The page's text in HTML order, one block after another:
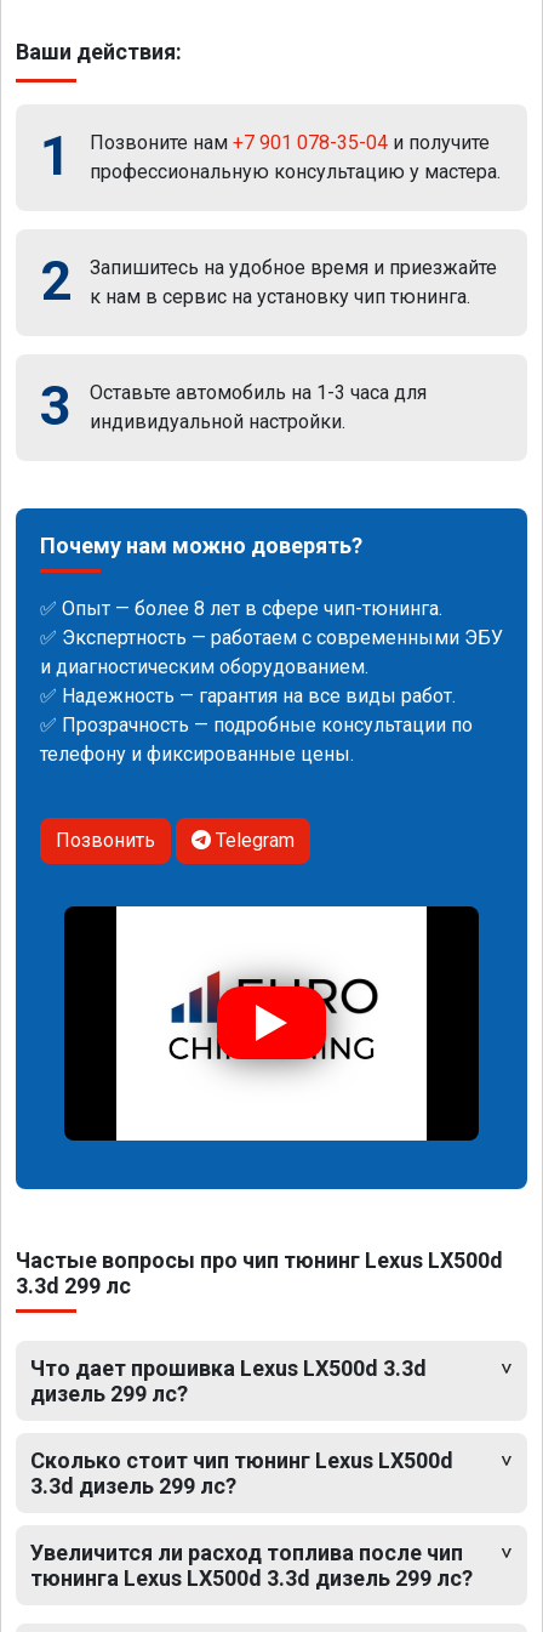
Ваши действия:
1 Позвоните нам +7 901 078-35-04 и получите
профессиональную консультацию у мастера.
2
Запишитесь на удобное время и приезжайте
к нам в сервис на установку чип тюнинга.
3
Оставьте автомобиль на 1-3 часа для
индивидуальной настройки.
Почему нам можно доверять?
✅ Опыт — более 8 лет в сфере чип-тюнинга.
✅ Экспертность — работаем с современными ЭБУ
и диагностическим оборудованием.
✅ Надежность — гарантия на все виды работ.
✅ Прозрачность — подробные консультации по
телефону и фиксированные цены.
Позвонить Telegram
Частые вопросы про чип тюнинг Lexus LX500d
3.3d 299 лс
Что дает прошивка Lexus LX500d 3.3d
дизель 299 лс?
Сколько стоит чип тюнинг Lexus LX500d
3.3d дизель 299 лс?
Увеличится ли расход топлива после чип
тюнинга Lexus LX500d 3.3d дизель 299 лс?